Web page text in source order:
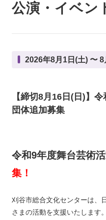
公演・イベン
2026年8月1日(土) 〜
【締切8月16日(日)】
団体追加募集
令和9年度舞台芸術
集！
刈谷市総合文化センターは、
さまの活動を支援いたします。